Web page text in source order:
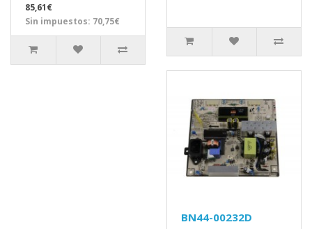
85,61€
Sin impuestos: 70,75€
BN44-00232D